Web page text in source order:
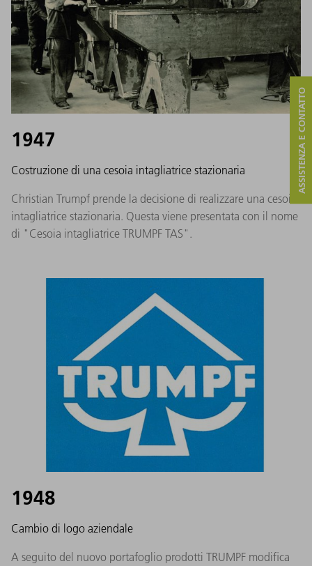
1947
Costruzione di una cesoia intagliatrice stazionaria
Christian Trumpf prende la decisione di realizzare una cesoia
intagliatrice stazionaria. Questa viene presentata con il nome
di "Cesoia intagliatrice TRUMPF TAS".
1948
Cambio di logo aziendale
A seguito del nuovo portafoglio prodotti TRUMPF modifica
ASSISTENZA E CONTATTO